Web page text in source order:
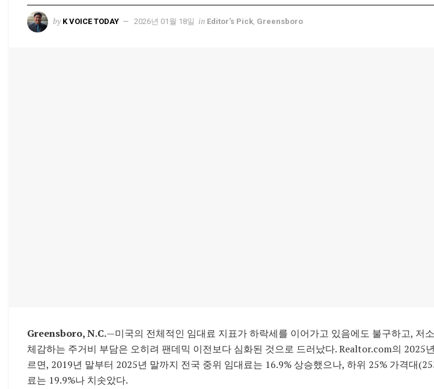
by K VOICE TODAY 2026년 01월 18일 in Editor's Pick Greensboro
Greensboro, N.C.—미국의 전체적인 임대료 지표가 하락세를 이어가고 있음에도 불구하고, 저
체감하는 주거비 부담은 오히려 팬데믹 이전보다 심화된 것으로 드러났다. Realtor.com의 2025
르면, 2019년 말부터 2025년 말까지 전국 중위 임대료는 16.9% 상승했으나, 하위 25% 가격대
료는 19.9%나 치솟았다.